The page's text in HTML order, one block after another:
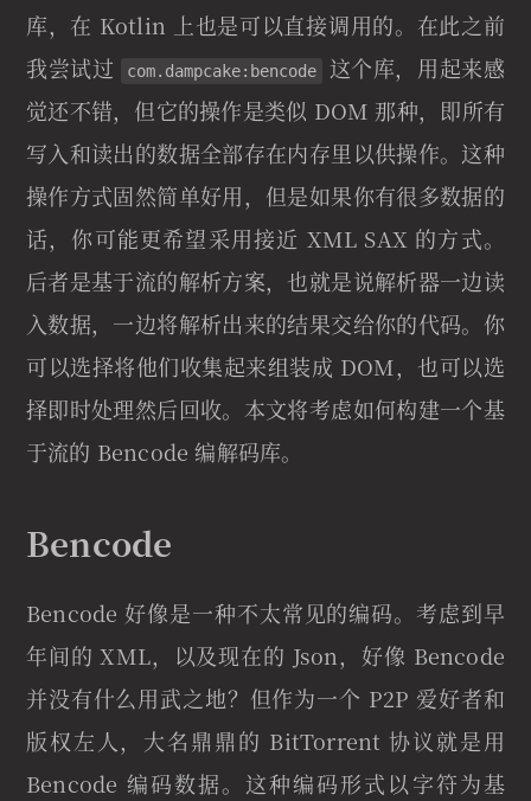
库，在 Kotlin 上也是可以直接调用的。在此之前
我尝试过
com.dampcake:bencode
这个库，用起来感
觉还不错，但它的操作是类似 DOM 那种，即所有
写入和读出的数据全部存在内存里以供操作。这种
操作方式固然简单好用，但是如果你有很多数据的
话，你可能更希望采用接近 XML SAX 的方式。
后者是基于流的解析方案，也就是说解析器一边读
入数据，一边将解析出来的结果交给你的代码。你
可以选择将他们收集起来组装成 DOM，也可以选
择即时处理然后回收。本文将考虑如何构建一个基
于流的 Bencode 编解码库。
Bencode
Bencode 好像是一种不太常见的编码。考虑到早
年间的 XML，以及现在的 Json，好像 Bencode
并没有什么用武之地？但作为一个 P2P 爱好者和
版权左人，大名鼎鼎的 BitTorrent 协议就是用
Bencode 编码数据。这种编码形式以字符为基